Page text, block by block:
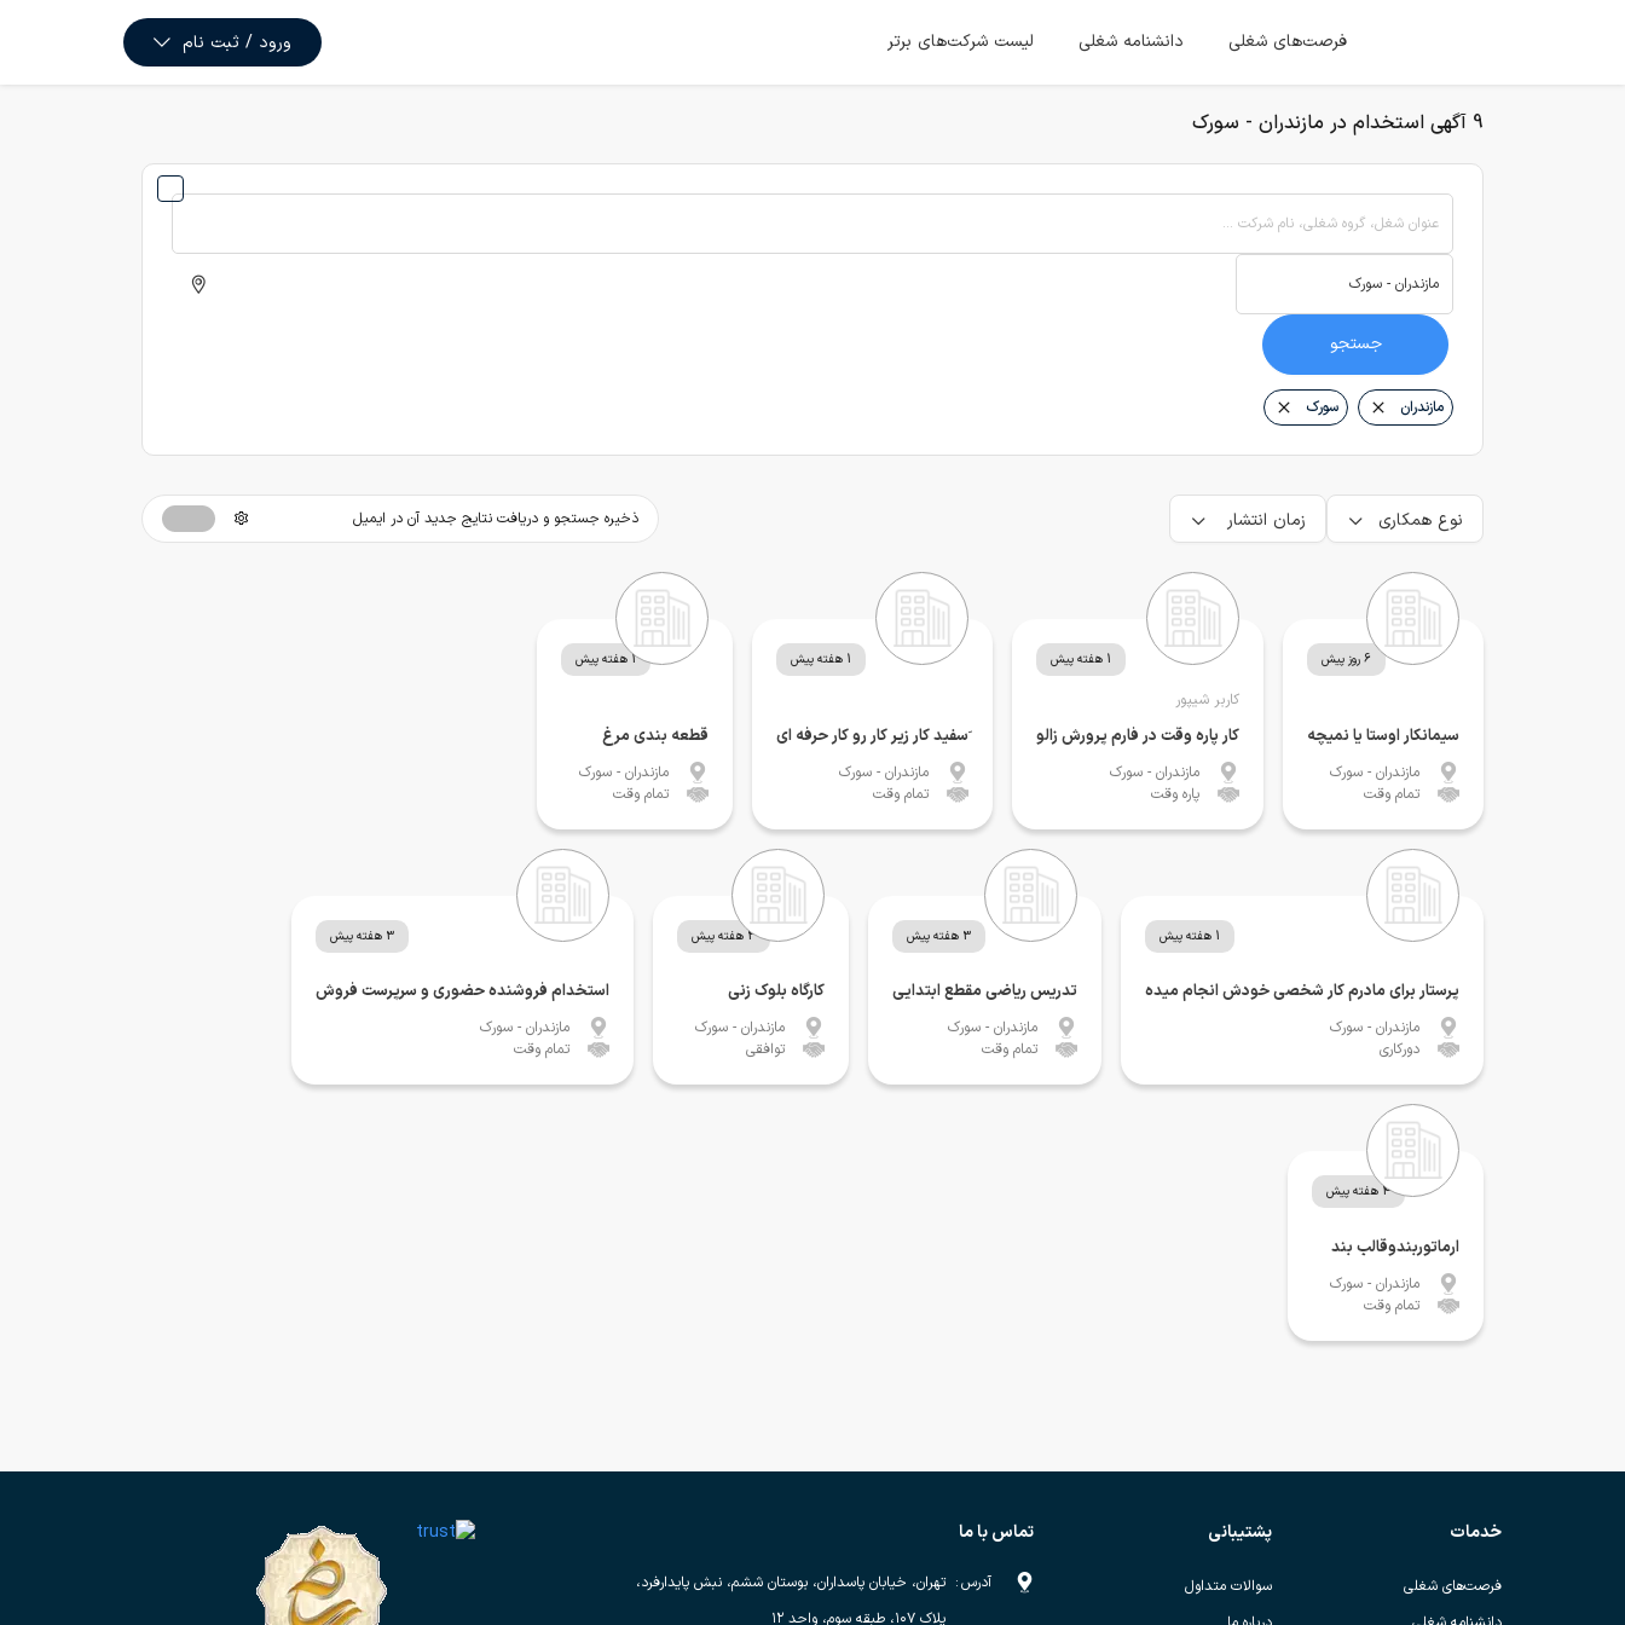
فرصت‌های شغلی دانشنامه شغلی لیست شرکت‌های برتر ورود / ثبت نام
9 آگهی استخدام در مازندران - سورک
عنوان شغل، گروه شغلی، نام شرکت ...
جستجو
مازندران سورک
نوع همکاری زمان انتشار ذخیره جستجو و دریافت نتایج جدید آن در ایمیل
6 روز پیش
سیمانکار اوستا یا نمیچه
مازندران - سورک
تمام وقت
1 هفته پیش
کاربر شیپور
کار پاره وقت در فارم پرورش زالو
مازندران - سورک
پاره وقت
1 هفته پیش
َسفید کار زیر کار رو کار حرفه ای
مازندران - سورک
تمام وقت
1 هفته پیش
قطعه بندی مرغ
مازندران - سورک
تمام وقت
1 هفته پیش
پرستار برای مادرم کار شخصی خودش انجام میده
مازندران - سورک
دورکاری
3 هفته پیش
تدریس ریاضی مقطع ابتدایی
مازندران - سورک
تمام وقت
3 هفته پیش
کارگاه بلوک زنی
مازندران - سورک
توافقی
3 هفته پیش
استخدام فروشنده حضوری و سرپرست فروش
مازندران - سورک
تمام وقت
4 هفته پیش
ارماتوربندوقالب بند
مازندران - سورک
تمام وقت
خدمات
فرصت‌های شغلی
پشتیبانی
سوالات متداول
تماس با ما
آدرس: تهران، خیابان پاسداران، بوستان ششم، نبش پایدارفرد،
پلاک ۱۰۷، طبقه سوم، واحد ۱۲